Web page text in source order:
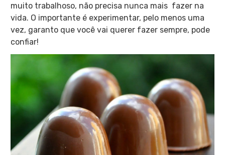
muito trabalhoso, não precisa nunca mais fazer na
vida. O importante é experimentar, pelo menos uma
vez, garanto que você vai querer fazer sempre, pode
confiar!